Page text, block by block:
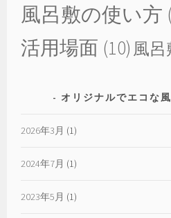
風呂敷の使い方
活用場面 (10) 風
オリジナルでエコな
2026年3月 (1)
2024年7月 (1)
2023年5月 (1)